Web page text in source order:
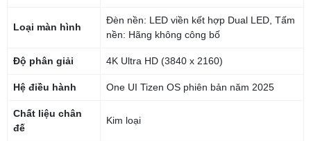
Loại màn hình
Đèn nền: LED viền kết hợp Dual LED, Tấm
nền: Hãng không công bố
Độ phân giải 4K Ultra HD (3840 x 2160)
Hệ điều hành One UI Tizen OS phiên bản năm 2025
Chất liệu chân
đế
Kim loại